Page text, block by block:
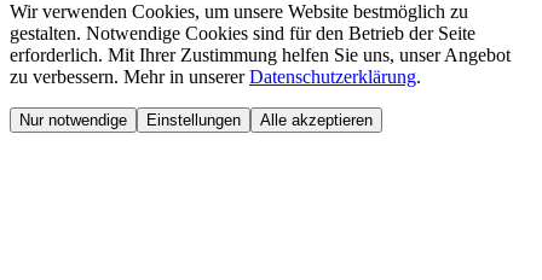
Wir verwenden Cookies, um unsere Website bestmöglich zu
gestalten. Notwendige Cookies sind für den Betrieb der Seite
erforderlich. Mit Ihrer Zustimmung helfen Sie uns, unser Angebot
zu verbessern. Mehr in unserer Datenschutzerklärung.
Nur notwendige Einstellungen Alle akzeptieren